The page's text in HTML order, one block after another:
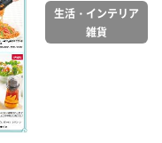
生活・インテリア
雑貨